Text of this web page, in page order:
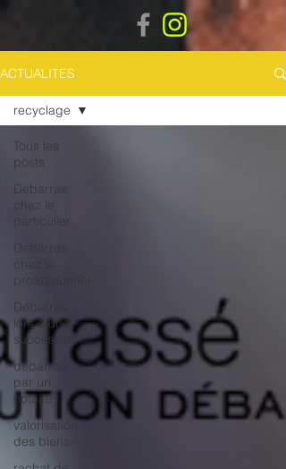
ACTUALITES
Tous les
posts
Débarras
chez le
particulier
Débarras
chez le
professionnel
Débarras
lors d'une
succession
débarras
par un
notaire
valorisation
des biens
recyclage